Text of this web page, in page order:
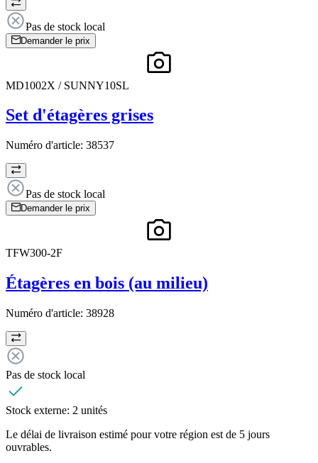
Pas de stock local
Demander le prix
MD1002X / SUNNY10SL
Set d'étagères grises
Numéro d'article: 38537
Pas de stock local
Demander le prix
TFW300-2F
Étagères en bois (au milieu)
Numéro d'article: 38928
Pas de stock local
Stock externe: 2 unités
Le délai de livraison estimé pour votre région est de 5 jours
ouvrables.